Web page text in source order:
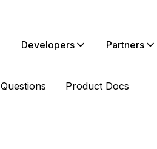
Developers Partners
Questions Product Docs